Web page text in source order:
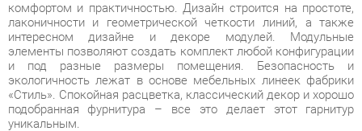
и под разные размеры помещения. Безопасность и
экологичность лежат в основе мебельных линеек фабрики
«Стиль». Спокойная расцветка, классический декор и хорошо
подобранная фурнитура – все это делает этот гарнитур
уникальным.
Мебель этой серии многофункциональна, эргономична,
удобна, проста и долговечна в процессе эксплуатации
(покрытие материалов обеспечивает защиту от истирания,